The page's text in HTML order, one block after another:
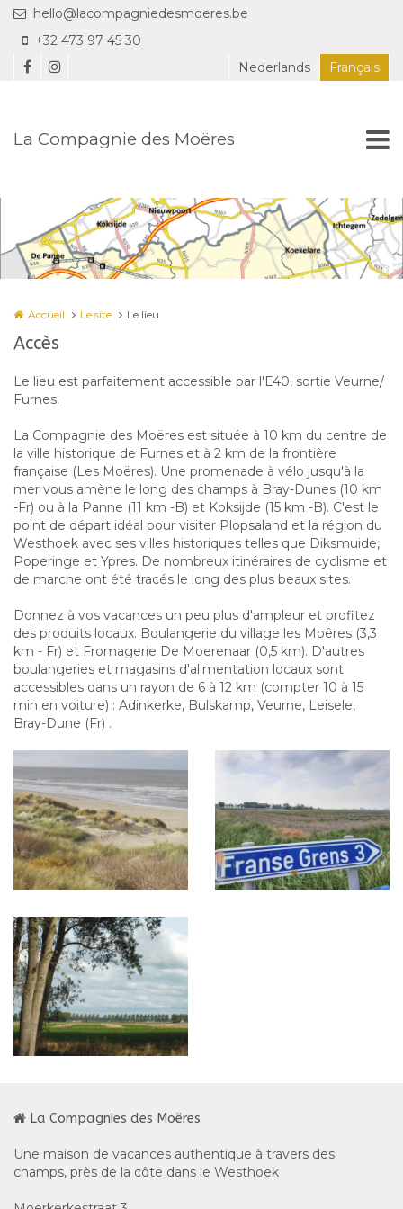
Aller au contenu principal
hello@lacompagniedesmoeres.be
+32 473 97 45 30
Nederlands
Français
La Compagnie des Moëres
Accueil Le site Le lieu
Accès
Le lieu est parfaitement accessible par l'E40, sortie Veurne/
Furnes.
La Compagnie des Moëres est située à 10 km du centre de
la ville historique de Furnes et à 2 km de la frontière
française (Les Moëres). Une promenade à vélo jusqu'à la
mer vous amène le long des champs à Bray-Dunes (10 km
-Fr) ou à la Panne (11 km -B) et Koksijde (15 km -B). C'est le
point de départ idéal pour visiter Plopsaland et la région du
Westhoek avec ses villes historiques telles que Diksmuide,
Poperinge et Ypres. De nombreux itinéraires de cyclisme et
de marche ont été tracés le long des plus beaux sites.
Donnez à vos vacances un peu plus d'ampleur et profitez
des produits locaux. Boulangerie du village les Moêres (3,3
km - Fr) et Fromagerie De Moerenaar (0,5 km). D'autres
boulangeries et magasins d'alimentation locaux sont
accessibles dans un rayon de 6 à 12 km (compter 10 à 15
min en voiture) : Adinkerke, Bulskamp, Veurne, Leisele,
Bray-Dune (Fr) .
La Compagnies des Moëres
Une maison de vacances authentique à travers des
champs, près de la côte dans le Westhoek